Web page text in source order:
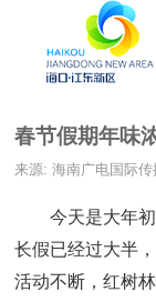
春节假期年味
来源: 海南广电国际
今天是大年
长假已经过大半
活动不断，红树